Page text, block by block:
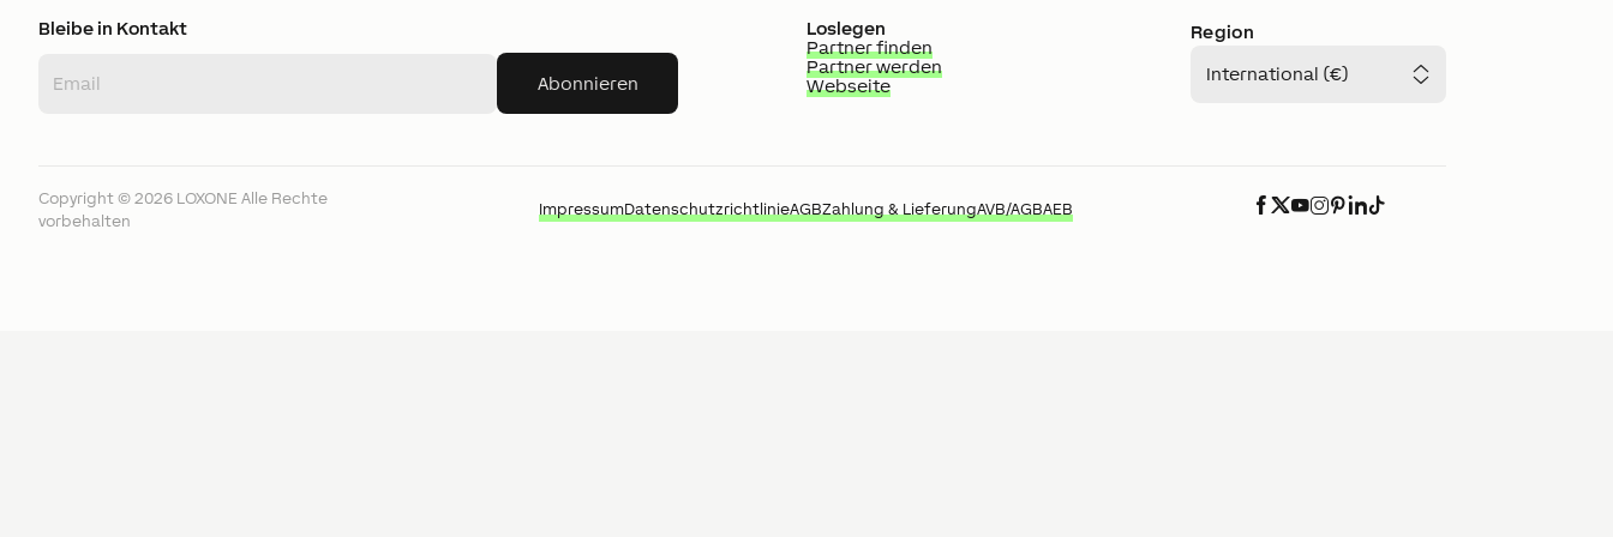
Bleibe in Kontakt
Abonnieren
Loslegen
Partner finden
Partner werden
Webseite
Region
International (€)
Copyright © 2026 LOXONE Alle Rechte
vorbehalten
ImpressumDatenschutzrichtlinieAGBZahlung & LieferungAVB/AGBAEB